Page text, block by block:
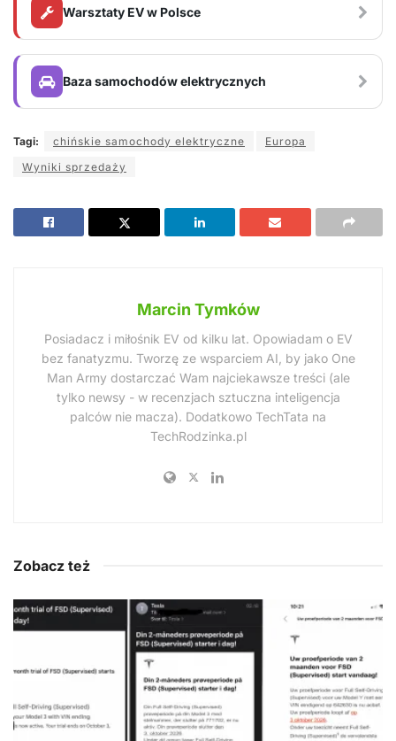
Warsztaty EV w Polsce
Baza samochodów elektrycznych
Tagi: chińskie samochody elektryczne
Europa
Wyniki sprzedaży
Marcin Tymków
Posiadacz i miłośnik EV od kilku lat. Opowiadam o EV
bez fanatyzmu. Tworzę ze wsparciem AI, by jako One
Man Army dostarczać Wam najciekawsze treści (ale
tylko newsy - w recenzjach sztuczna inteligencja
palców nie macza). Dodatkowo TechTata na
TechRodzinka.pl
Zobacz też